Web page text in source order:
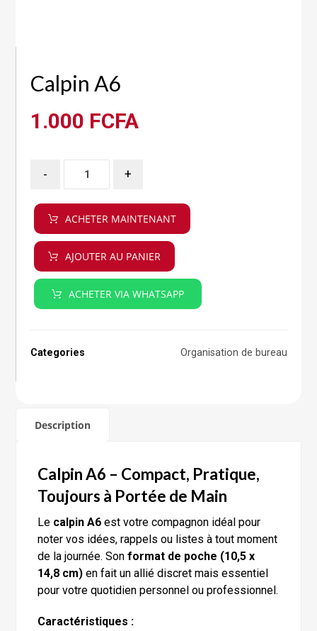
Calpin A6
1.000 FCFA
- +
ACHETER MAINTENANT
AJOUTER AU PANIER
ACHETER VIA WHATSAPP
Categories Organisation de bureau
Description
Calpin A6 – Compact, Pratique,
Toujours à Portée de Main
Le calpin A6 est votre compagnon idéal pour
noter vos idées, rappels ou listes à tout moment
de la journée. Sonformat de poche (10,5 x
14,8 cm) en fait un allié discret mais essentiel
pour votre quotidien personnel ou professionnel.
Caractéristiques :